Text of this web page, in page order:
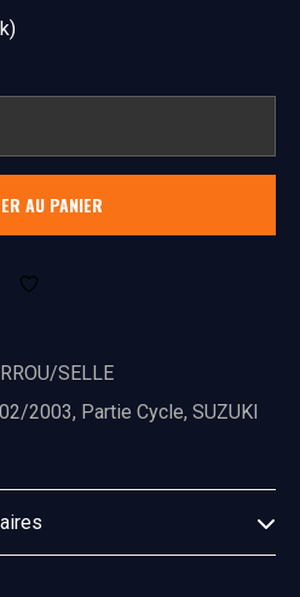
AU PANIER
SELLE
2003, Partie Cycle, SUZUKI